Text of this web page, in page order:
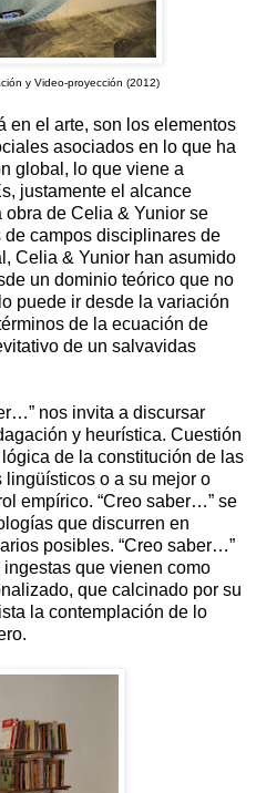
y Video-proyección (2012)
en el arte, son los elementos
asociados en lo que ha
global, lo que viene a
justamente el alcance
de Celia & Yunior se
campos disciplinares de
Celia & Yunior han asumido
un dominio teórico que no
puede ir desde la variación
de la ecuación de
de un salvavidas
nos invita a discursar
y heurística. Cuestión
de la constitución de las
o a su mejor o
empírico. “Creo saber…” se
que discurren en
posibles. “Creo saber…”
que vienen como
que calcinado por su
la contemplación de lo